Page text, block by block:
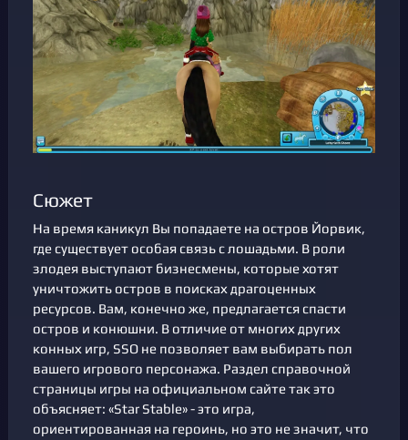
Сюжет
На время каникул Вы попадаете на остров Йорвик,
где существует особая связь с лошадьми. В роли
злодея выступают бизнесмены, которые хотят
уничтожить остров в поисках драгоценных
ресурсов. Вам, конечно же, предлагается спасти
остров и конюшни. В отличие от многих других
конных игр, SSO не позволяет вам выбирать пол
вашего игрового персонажа. Раздел справочной
страницы игры на официальном сайте так это
объясняет: «Star Stable» - это игра,
ориентированная на героинь, но это не значит, что